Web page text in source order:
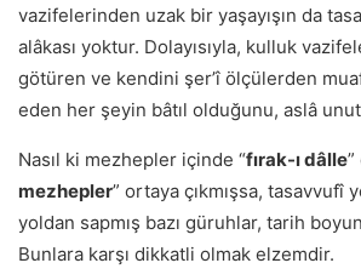
vazifelerinden uzak bir yaşayışın da
alâkası yoktur. Dolayısıyla, kulluk
götüren ve kendini şerʼî ölçülerden
eden her şeyin bâtıl olduğunu, aslâ
Nasıl ki mezhepler içinde “fırak-ı dâlle
mezhepler” ortaya çıkmışsa, tasavvufî
yoldan sapmış bazı güruhlar, tarih
Bunlara karşı dikkatli olmak elzemdir.